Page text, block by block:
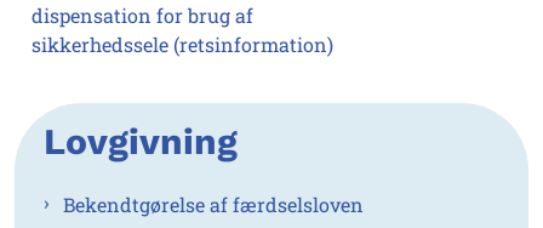
dispensation for brug af
sikkerhedssele (retsinformation)
Lovgivning
Bekendtgørelse af færdselsloven